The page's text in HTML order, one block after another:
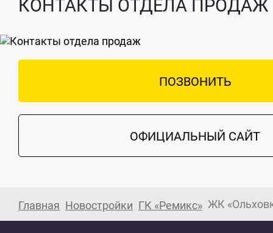
КОНТАКТЫ ОТДЕЛА ПРОДАЖ
ПОЗВОНИТЬ
ОФИЦИАЛЬНЫЙ САЙТ
Главная Новостройки ГК «Ремикс» ЖК